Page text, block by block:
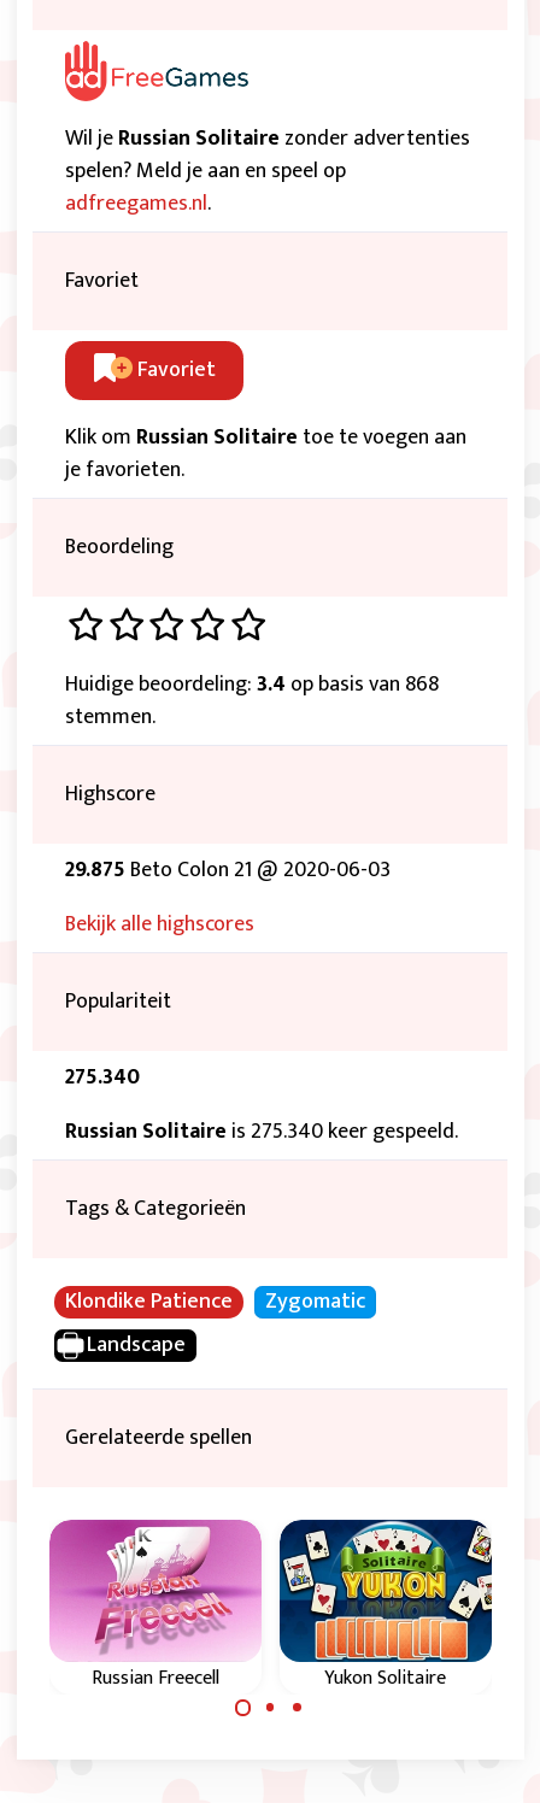
Wil jeRussian Solitaire zonder advertenties
spelen? Meld je aan en speel op
adfreegames.nl.
Favoriet
Favoriet
Klik om Russian Solitaire toe te voegen aan
je favorieten.
Beoordeling
Huidige beoordeling:3.4 op basis van 868
stemmen.
Highscore
29.875 Beto Colon 21 @ 2020-06-03
Bekijk alle highscores
Populariteit
275.340
Russian Solitaire is 275.340 keer gespeeld.
Tags & Categorieën
Klondike Patience
Zygomatic
Landscape
Gerelateerde spellen
Russian Freecell
Russian Solitaire en
Yukon Solitaire